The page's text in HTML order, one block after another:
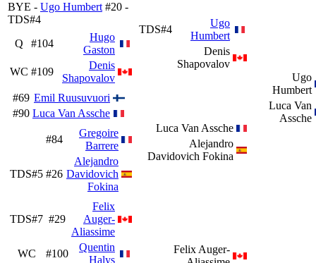
BYE - Ugo Humbert #20 -
TDS#4
TDS#4
Ugo
Humbert
Denis
Shapovalov
Ugo
Humbert
Luca Van
Assche
Q #104
Hugo
Gaston
WC #109
Denis
Shapovalov
#69 Emil Ruusuvuori
#90 Luca Van Assche
Luca Van Assche
Alejandro
Davidovich Fokina
#84
Gregoire
Barrere
TDS#5 #26
Alejandro
Davidovich
Fokina
TDS#7 #29
Felix
Auger-
Aliassime
WC
#100
Quentin
Halys
Felix Auger-